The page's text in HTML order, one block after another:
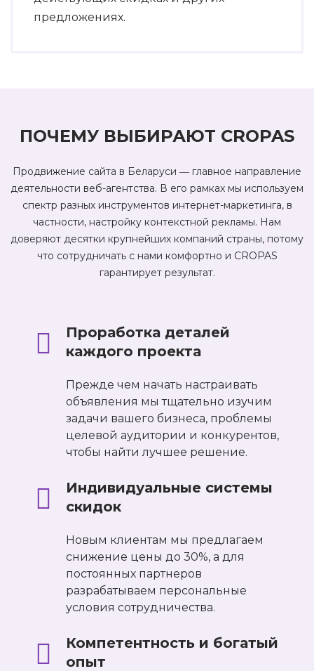
предложениях.
ПОЧЕМУ ВЫБИРАЮТ CROPAS
Продвижение сайта в Беларуси ― главное направление
деятельности веб-агентства. В его рамках мы используем
спектр разных инструментов интернет-маркетинга, в
частности, настройку контекстной рекламы. Нам
доверяют десятки крупнейших компаний страны, потому
что сотрудничать с нами комфортно и CROPAS
гарантирует результат.
Проработка деталей
каждого проекта
Прежде чем начать настраивать
объявления мы тщательно изучим
задачи вашего бизнеса, проблемы
целевой аудитории и конкурентов,
чтобы найти лучшее решение.
Индивидуальные системы
скидок
Новым клиентам мы предлагаем
снижение цены до 30%, а для
постоянных партнеров
разрабатываем персональные
условия сотрудничества.
Компетентность и богатый
опыт